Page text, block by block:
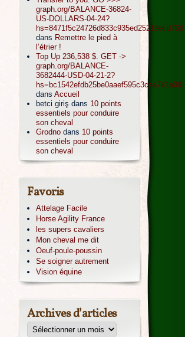
graph.org/BALANCE-36824-
US-DOLLARS-04-24?
hs=8471f5c24726d833c935ed25219ecd76&
dans Remettre le pied à
l’étrier !
Top Up 236,538 $. GET ->
graph.org/BALANCE-
3682444-USD-04-21-2?
hs=bc1542efdb25be0aaef595c3cea7e1a0&
dans Accueil
betci giriş dans 10 points
essentiels pour conduire
son cheval
Grodno dans 10 points
essentiels pour conduire
son cheval
Favoris
Attelage Facile
Horse Agility France
les supers cavaliers
Mon cheval me dit
Oeuf-poule-poussin
Se soigner autrement
Vision équine
Archives d’articles